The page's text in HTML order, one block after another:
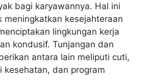
bagi karyawannya. Hal ini
meningkatkan kesejahteraan
lingkungan kerja
kondusif. Tunjangan dan
antara lain meliputi cuti,
kesehatan, dan program